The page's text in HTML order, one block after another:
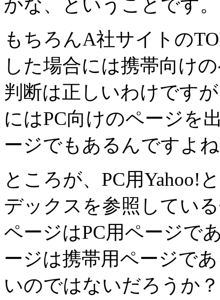
かな、ということです。
もちろんA社サイトの
した場合には携帯向け
判断は正しいわけです
にはPC向けのページを
ージでもあるんですよ
ところが、PC用Yahoo!
デックスを参照してい
ページはPC用ページで
ージは携帯用ページで
いのではないだろうか